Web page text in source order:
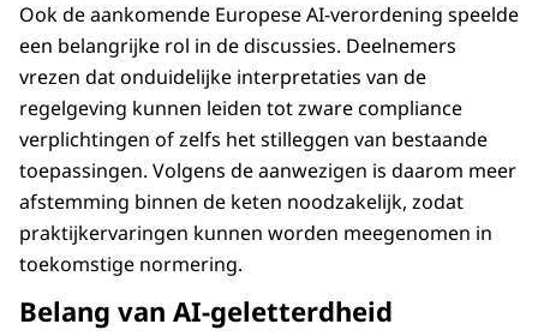
Ook de aankomende Europese AI-verordening speelde
een belangrijke rol in de discussies. Deelnemers
vrezen dat onduidelijke interpretaties van de
regelgeving kunnen leiden tot zware compliance
verplichtingen of zelfs het stilleggen van bestaande
toepassingen. Volgens de aanwezigen is daarom meer
afstemming binnen de keten noodzakelijk, zodat
praktijkervaringen kunnen worden meegenomen in
toekomstige normering.
Belang van AI-geletterdheid